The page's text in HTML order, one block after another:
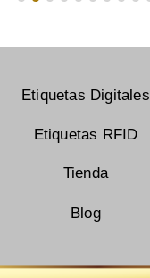
Etiquetas Digitales
Etiquetas RFID
Tienda
Blog